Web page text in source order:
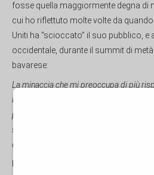
fosse quella maggiormente degna di
cui ho riflettuto molte volte da
Uniti ha “scioccato” il suo pubblico,
occidentale, durante il summit di
bavarese:
La minaccia che mi preoccupa di più
Russia, non è la Cina, non è nessun altro
preoccupa è la minaccia dall'interno, il
suoi valori più fondamentali: valori
d'America...